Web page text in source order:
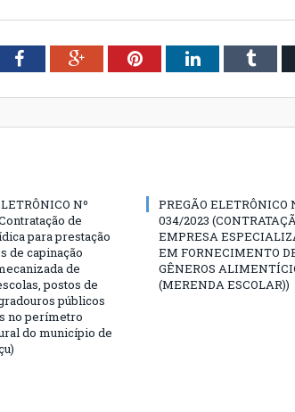
FacebookGoogle+PinterestLinkedIn
Nº
de
para prestação
de capinação
de
postos de
públicos
no perímetro
do município de
PREGÃO ELETRÔNICO
034/2023
EMPRESA
EM FORNECIMENTO
GÊNEROS
(MERENDA ESCOLAR))